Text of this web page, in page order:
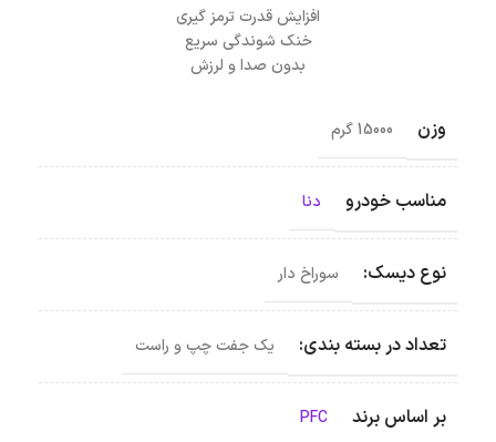
افزایش قدرت ترمز گیری
خنک شوندگی سریع
بدون صدا و لرزش
وزن 15000 گرم
مناسب خودرو دنا
نوع دیسک: سوراخ دار
تعداد در بسته بندی: یک جفت چپ و راست
بر اساس برند PFC